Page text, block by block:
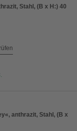
Stahl, (B x H:) 40
anthrazit, Stahl, (B x